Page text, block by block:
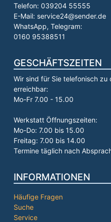
Telefon: 039204 55555
E-Mail: service24@sender.de
WhatsApp, Telegram:
GESCHÄFTSZEITEN
Wir sind für Sie telefonisch zu
erreichbar:
Werkstatt Öffnungszeiten:
Mo-Do: 7.00 bis 15.00
Freitag: 7.00 bis 14.00
Häufige Fragen
Suche